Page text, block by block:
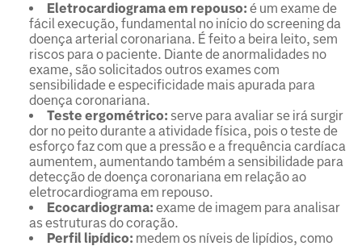
Eletrocardiograma em repouso: é um exame de
fácil execução, fundamental no início do screening da
doença arterial coronariana. É feito a beira leito, sem
riscos para o paciente. Diante de anormalidades no
exame, são solicitados outros exames com
sensibilidade e especificidade mais apurada para
doença coronariana.
Teste ergométrico: serve para avaliar se irá surgir
dor no peito durante a atividade física, pois o teste de
esforço faz com que a pressão e a frequência cardíaca
aumentem, aumentando também a sensibilidade para
detecção de doença coronariana em relação ao
eletrocardiograma em repouso.
Ecocardiograma: exame de imagem para analisar
as estruturas do coração.
Perfil lipídico: medem os níveis de lipídios, como